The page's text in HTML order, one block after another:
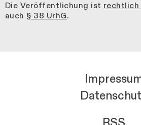
Die Veröffentlichung ist
auch § 38 UrhG.